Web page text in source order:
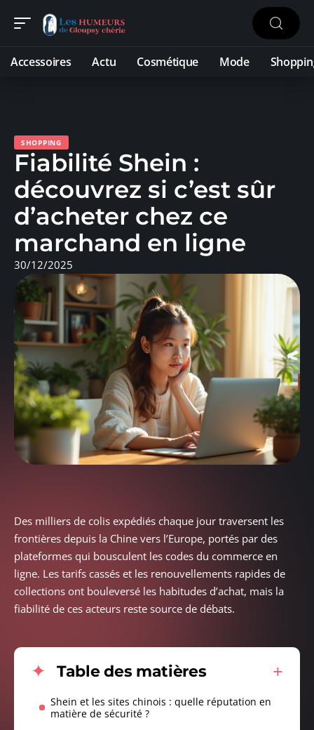
Accessoires Actu Cosmétique Mode
SHOPPING
Fiabilité Shein :
découvrez si c’est sûr
d’acheter chez ce
marchand en ligne
30/12/2025
Des milliers de colis expédiés chaque jour traversent les
frontières depuis la Chine vers l’Europe, portés par des
plateformes qui bousculent les codes du commerce en
ligne. Les tarifs cassés et les renouvellements rapides de
collections ont bouleversé les habitudes d’achat, mais la
fiabilité de ces acteurs reste source de débats.
Table des matières
Shein et les sites chinois : quelle réputation en
matière de sécurité ?